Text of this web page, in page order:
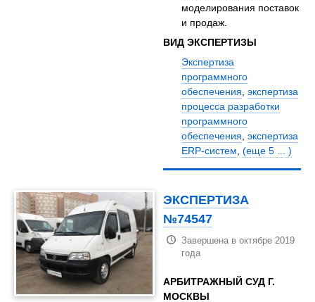
моделирования поставок
и продаж.
ВИД ЭКСПЕРТИЗЫ
Экспертиза
программного
обеспечения,экспертиза
процесса разработки
программного
обеспечения,экспертиза
ERP-систем,(еще 5 ... )
ЭКСПЕРТИЗА
№74547
Завершена в октябре 2019
года
АРБИТРАЖНЫЙ СУД Г.
МОСКВЫ